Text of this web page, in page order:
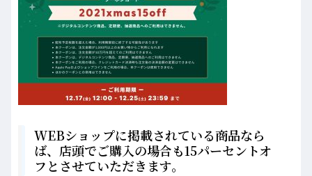
WEBショップに掲載されている商品なら
ば、店頭でご購入の場合も15パーセントオ
フとさせていただきます。